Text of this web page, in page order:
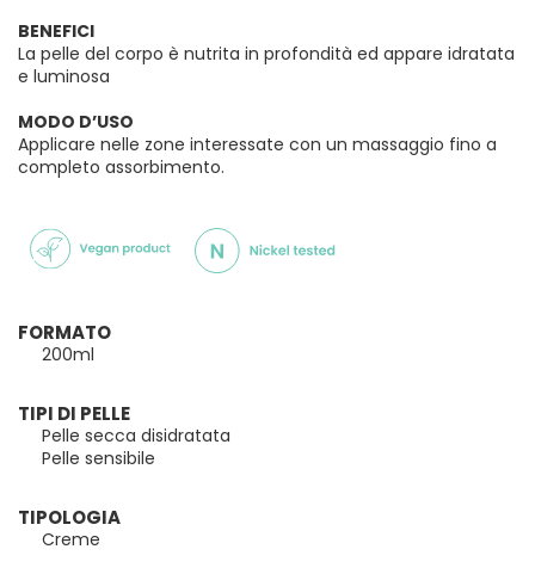
BENEFICI
La pelle del corpo è nutrita in profondità ed appare idratata
e luminosa
MODO D’USO
Applicare nelle zone interessate con un massaggio fino a
completo assorbimento.
FORMATO
200ml
TIPI DI PELLE
Pelle secca disidratata
Pelle sensibile
TIPOLOGIA
Creme